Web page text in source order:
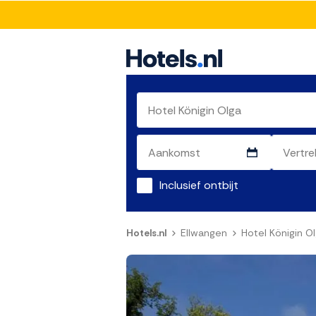
Inclusief ontbijt
Hotels.nl Ellwangen Hotel Königin